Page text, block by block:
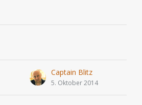
Captain Blitz
5. Oktober 2014